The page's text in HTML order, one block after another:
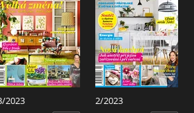
2023 2/2023